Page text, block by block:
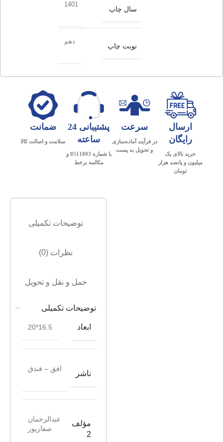
سال چاپ
1401
نوبت چاپ
دهم
ارسال
رایگان
خرید بالای یک
میلیون و پانصد هزار
تومان
سرعت
در فرآیند آماده‌سازی
و تحویل به پست
پشتیبانی 24
ساعته
با شماره 0511803 و
مکالمه برخط
ضمانت
سلامت و اصالت کالا
توضیحات تکمیلی
نظرات (0)
حمل و نقل و تحویل
توضیحات تکمیلی
ابعاد 16.5*20
ناشر
افق – فندق
مؤلف
2
عبدالرحمان
صفارپور